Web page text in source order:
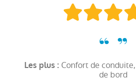
Les plus : Confort de
de bord